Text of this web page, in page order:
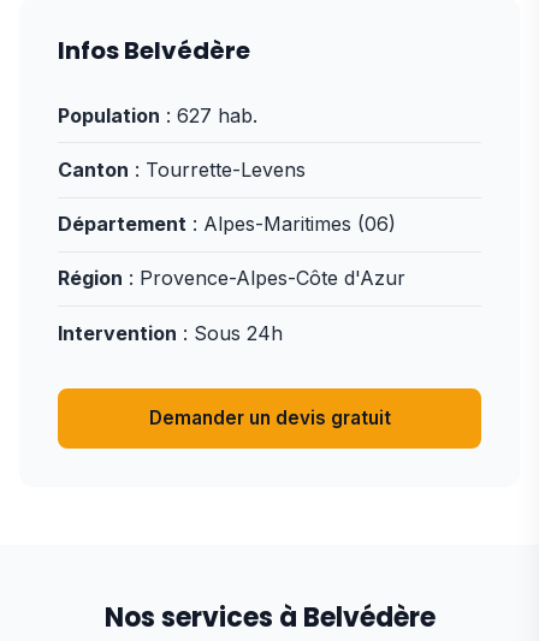
Infos Belvédère
Population : 627 hab.
Canton : Tourrette-Levens
Département : Alpes-Maritimes (06)
Région : Provence-Alpes-Côte d'Azur
Intervention : Sous 24h
Demander un devis gratuit
Nos services à Belvédère